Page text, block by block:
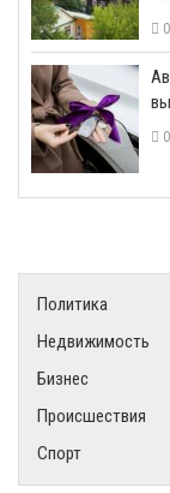
Политика
Недвижимость
Бизнес
Происшествия
Спорт